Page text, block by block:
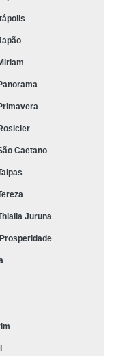
VL CARRERO
do Norte
Esperança
Caetano
Juruna